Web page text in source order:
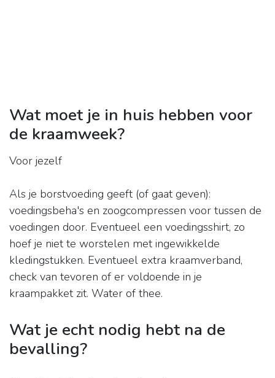
Wat moet je in huis hebben voor
de kraamweek?
Voor jezelf
Als je borstvoeding geeft (of gaat geven):
voedingsbeha's en zoogcompressen voor tussen de
voedingen door. Eventueel een voedingsshirt, zo
hoef je niet te worstelen met ingewikkelde
kledingstukken. Eventueel extra kraamverband,
check van tevoren of er voldoende in je
kraampakket zit. Water of thee.
Wat je echt nodig hebt na de
bevalling?